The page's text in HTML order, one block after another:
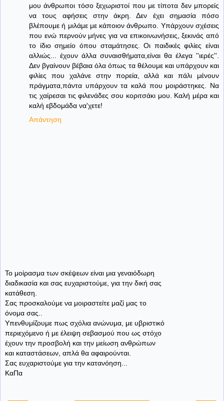
μου άνθρωποι τόσο ξεχωριστοί που με τίποτα δεν μπορείς
να τους αφήσεις στην άκρη. Δεν έχει σημασία πόσο
βλέπουμε ή μιλάμε με κάποιον άνθρωπο. Υπάρχουν σχέσεις
που ενώ περνούν μήνες για να επικοινωνήσεις, ξεκινάς από
το ίδιο σημείο όπου σταμάτησες. Οι παιδικές φιλίες είναι
αλλιώς... έχουν άλλα συναισθήματα,είναι θα έλεγα ''ιερές''.
Δεν βγαίνουν βέβαια όλα όπως τα θέλουμε και υπάρχουν και
φιλίες που χαλάνε στην πορεία, αλλά και πάλι μένουν
πράγματα,πάντα υπάρχουν τα καλά που μοιράστηκες. Να
τις χαίρεσαι τις φιλενάδες σου κοριτσάκι μου. Καλή μέρα και
καλή εβδομάδα να'χετε!
Απάντηση
Το μοίρασμα των σκέψεων είναι μια γεναιόδωρη
διαδικασία και σας ευχαριστούμε, για την δική σας
κατάθεση.
Σας προσκαλούμε να μοιραστείτε μαζί μας το
όνομα σας..
Υπενθυμίζουμε πως σχόλια ανώνυμα, με υβριστικό
περιεχόμενο ή με έλειψη σεβασμού που ως στόχο
έχουν την προσβολή και την μείωση ανθρώπων
και καταστάσεων, απλά θα αφαιρούνται.
Σας ευχαριστούμε για την κατανόηση...
ΚαΠα